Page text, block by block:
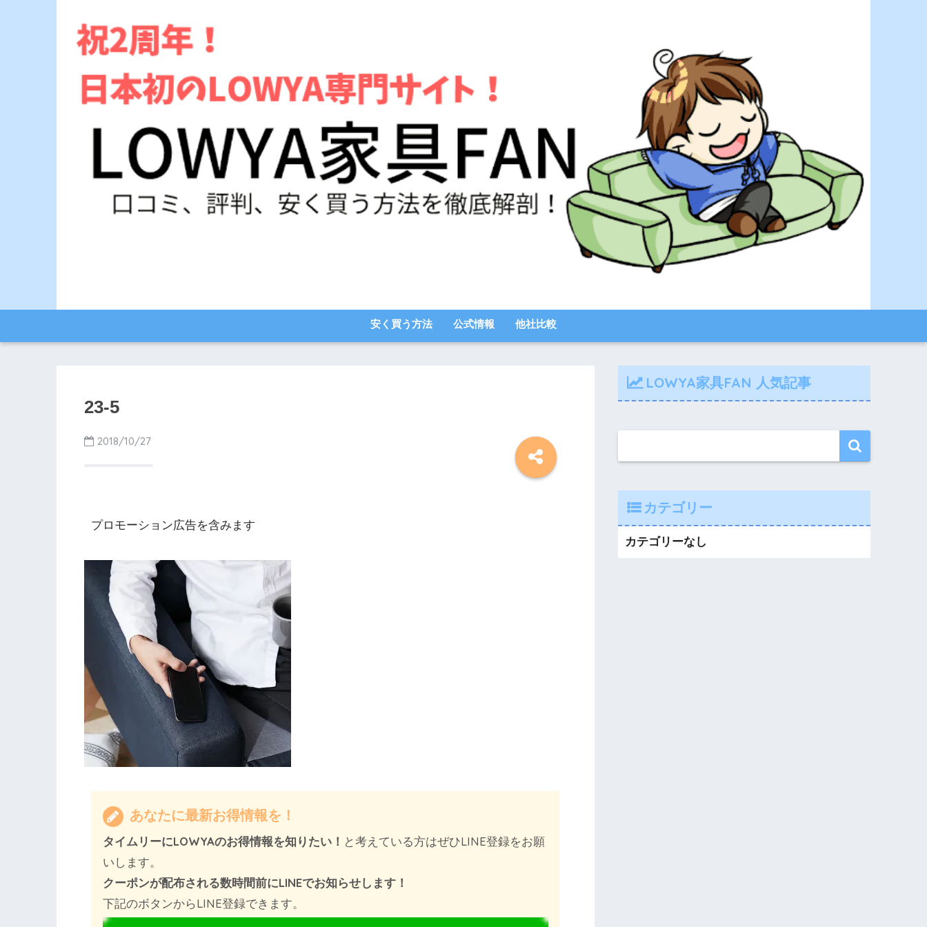
安く買う方法 公式情報 他社比較
23-5
2018/10/27
プロモーション広告を含みます
あなたに最新お得情報を！
タイムリーにLOWYAのお得情報を知りたい！ と考えている方はぜひLINE登録をお願
いします。
クーポンが配布される数時間前にLINEでお知らせします！
下記のボタンからLINE登録できます。
LOWYA家具FAN 人気記事
カテゴリー
カテゴリーなし